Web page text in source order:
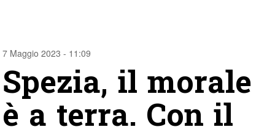
7 Maggio 2023 - 11:09
Spezia, il morale
è a terra. Con il